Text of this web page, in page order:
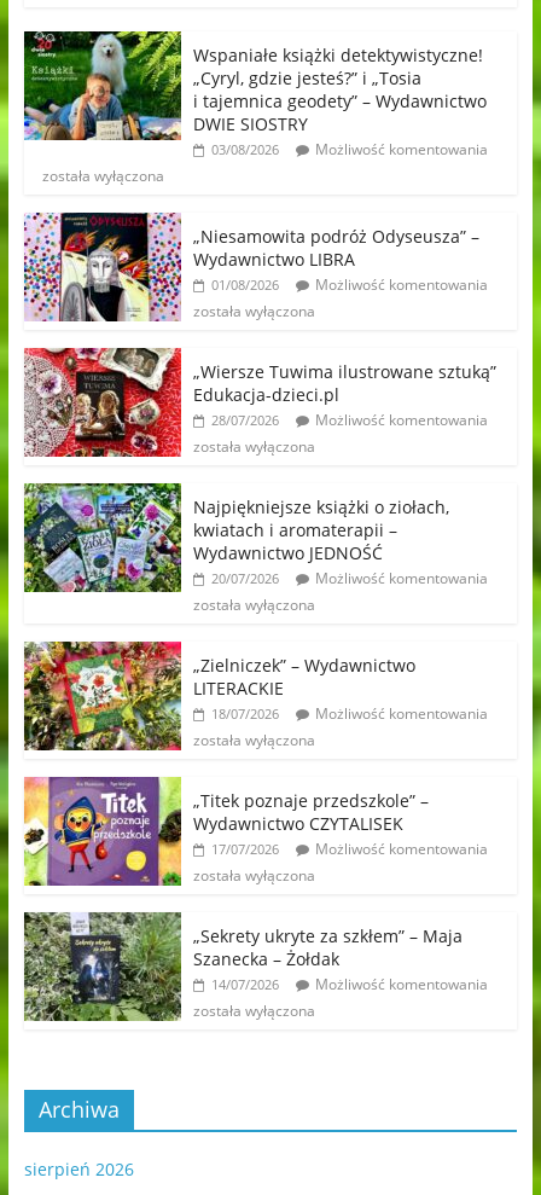
Wspaniałe książki detektywistyczne!
„Cyryl, gdzie jesteś?” i „Tosia
i tajemnica geodety” – Wydawnictwo
DWIE SIOSTRY
03/08/2026
Możliwość komentowania
została wyłączona
„Niesamowita podróż Odyseusza” –
Wydawnictwo LIBRA
01/08/2026
Możliwość komentowania
została wyłączona
„Wiersze Tuwima ilustrowane sztuką”
Edukacja-dzieci.pl
28/07/2026
Możliwość komentowania
została wyłączona
Najpiękniejsze książki o ziołach,
kwiatach i aromaterapii –
Wydawnictwo JEDNOŚĆ
20/07/2026
Możliwość komentowania
została wyłączona
„Zielniczek” – Wydawnictwo
LITERACKIE
18/07/2026
Możliwość komentowania
została wyłączona
„Titek poznaje przedszkole” –
Wydawnictwo CZYTALISEK
17/07/2026
Możliwość komentowania
została wyłączona
„Sekrety ukryte za szkłem” – Maja
Szanecka – Żołdak
14/07/2026
Możliwość komentowania
została wyłączona
Archiwa
sierpień 2026